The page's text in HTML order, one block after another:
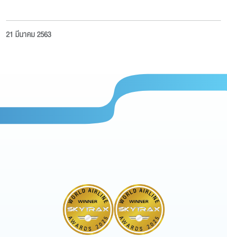
21 มีนาคม 2563